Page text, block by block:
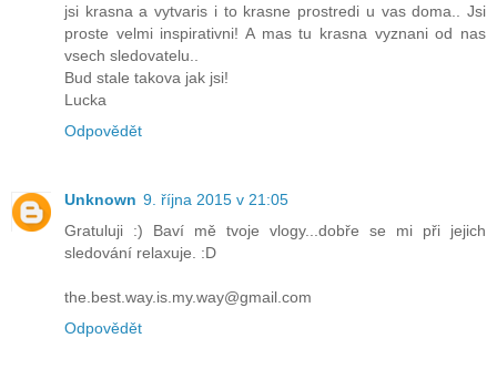
jsi krasna a vytvaris i to krasne prostredi u vas doma.. Jsi
proste velmi inspirativni! A mas tu krasna vyznani od nas
vsech sledovatelu..
Bud stale takova jak jsi!
Lucka
Odpovědět
Unknown 9. října 2015 v 21:05
Gratuluji :) Baví mě tvoje vlogy...dobře se mi při jejich
sledování relaxuje. :D
the.best.way.is.my.way@gmail.com
Odpovědět